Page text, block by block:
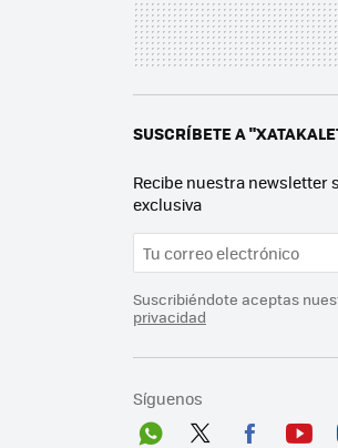
SUSCRÍBETE A
Recibe nuestra newsletter
exclusiva
Suscribiéndote aceptas
privacidad
Síguenos